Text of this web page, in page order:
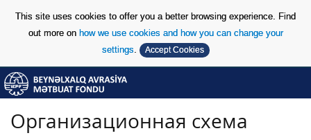
This site uses cookies to offer you a better browsing experience. Find
out more on how we use cookies and how you can change your
settings. Accept Cookies
Skip to Content
Skip to Content
Организационная схема